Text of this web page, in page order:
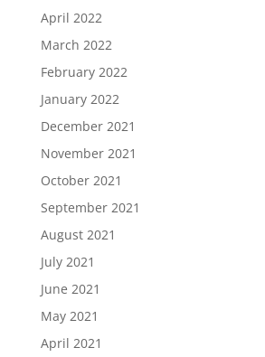
April 2022
March 2022
February 2022
January 2022
December 2021
November 2021
October 2021
September 2021
August 2021
July 2021
June 2021
May 2021
April 2021